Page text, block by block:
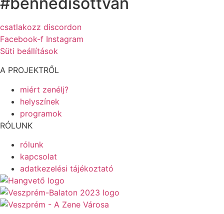
csatlakozz discordon
Facebook-f Instagram
Süti beállítások
A PROJEKTRŐL
miért zenélj?
helyszínek
programok
RÓLUNK
rólunk
kapcsolat
adatkezelési tájékoztató